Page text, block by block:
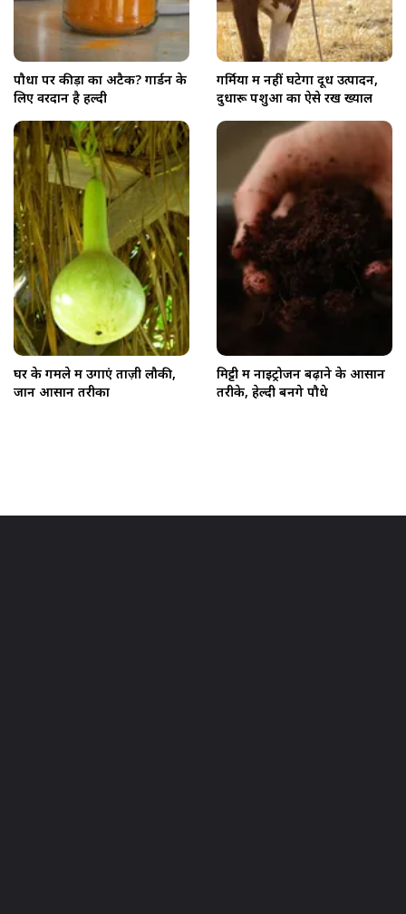
पौधों पर कीड़ों का अटैक? गार्डन के
लिए वरदान है हल्दी
गर्मियों में नहीं घटेगा दूध उत्पादन,
दुधारू पशुओं का ऐसे रखें ख्याल
घर के गमले में उगाएं ताज़ी लौकी,
जानें आसान तरीका
मिट्टी में नाइट्रोजन बढ़ाने के आसान
तरीके, हेल्दी बनेंगे पौधे